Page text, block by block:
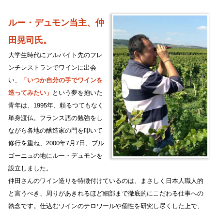
ルー・デュモン当主、仲
田晃司氏。
大学生時代にアルバイト先のフレ
ンチレストランでワインに出会
い、
「いつか自分の手でワインを
造ってみたい」 という夢を抱いた
青年は、1995年、頼るつてもなく
単身渡仏。フランス語の勉強をし
ながら各地の醸造家の門を叩いて
修行を重ね、2000年7月7日、ブル
ゴーニュの地にルー・デュモンを
設立しました。
仲田さんのワイン造りを特徴付けているのは、まさしく日本人職人的
と言うべき、周りがあきれるほど細部まで徹底的にこだわる仕事への
執念です。仕込むワインのテロワールや個性を研究し尽くした上で、